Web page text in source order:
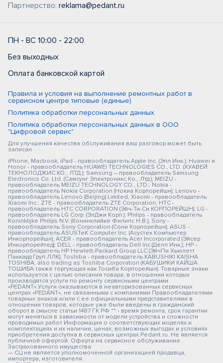
Партнерство: reklama@pedant.ru
ПН - ВС 10:00 - 22:00
Без выходных
Оплата банковской картой
Правила и условия на выполнение ремонтных работ в
сервисном центре типовые (единые)
Политика обработки персональных данных
Политика обработки персональных данных в ООО
"Цифровой сервис"
Для улучшения качества обслуживания ваш разговор может быть
записан
iPhone, Macbook, iPad - правообладатель Apple Inc. (Эпл Инк.); Huawei и
Honor - правообладатель HUAWEI TECHNOLOGIES CO., LTD. (ХУАВЕЙ
ТЕКНОЛОДЖИС КО., ЛТД.); Samsung – правообладатель Samsung
Electronics Co. Ltd. (Самсунг Электроникс Ко., Лтд.); MEIZU -
правообладатель MEIZU TECHNOLOGY CO., LTD.; Nokia -
правообладатель Nokia Corporation (Нокиа Корпорейшн); Lenovo -
правообладатель Lenovo (Beijing) Limited; Xiaomi - правообладатель
Xiaomi Inc.; ZTE - правообладатель ZTE Corporation; HTC -
правообладатель HTC CORPORATION (Эйч-Ти-Си КОРПОРЕЙШН); LG -
правообладатель LG Corp. (ЭлДжи Корп.); Philips - правообладатель
Koninklijke Philips N.V. (Конинклийке Филипс Н.В.); Sony -
правообладатель Sony Corporation (Сони Корпорейшн); ASUS -
правообладатель ASUSTeK Computer Inc. (Асустек Компьютер
Инкорпорейшн); ACER - правообладатель Acer Incorporated (Эйсер
Инкорпорейтед); DELL - правообладатель Dell Inc.(Делл Инк.); HP -
правообладатель HP Hewlett-Packard Group LLC (ЭйчПи Хьюлетт
Паккард Груп ЛЛК); Toshiba - правообладатель KABUSHIKI KAISHA
TOSHIBA, also trading as Toshiba Corporation (КАБУШИКИ КАЙША
ТОШИБА также торгующая как Тосиба Корпорейшн). Товарные знаки
используется с целью описания товара, в отношении которых
производятся услуги по ремонту сервисными центрами
«PEDANT».Услуги оказываются в неавторизованных сервисных
центрах «PEDANT», не связанными с компаниями Правообладателями
товарных знаков и/или с ее официальными представителями в
отношении товаров, которые уже были введены в гражданский
оборот в смысле статьи 1487 ГК РФ ** - время ремонта, срок гарантии
могут меняться в зависимости от модели устройства и сложности
проводимых работ Информация о соответствующих моделях и
комплектациях и их наличии, ценах, возможных выгодах и условиях
приобретения доступна в сервисных центрах Pedant.ru. Не является
публичной офертой. Оферта на сервисное обслуживание
Застрахованного имущества
— СЦ не является уполномоченной организацией продавца,
импортера, изготовителя.